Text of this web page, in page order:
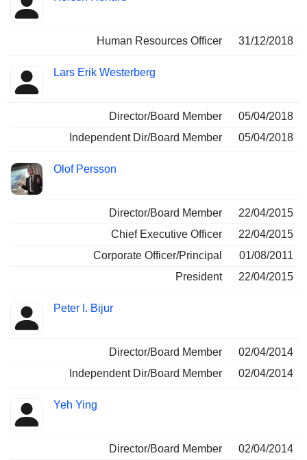
Human Resources Officer 31/12/2018
Lars Erik Westerberg
Director/Board Member
05/04/2018
Independent Dir/Board Member
05/04/2018
Olof Persson
Director/Board Member
22/04/2015
Chief Executive Officer
22/04/2015
Corporate Officer/Principal
01/08/2011
President
22/04/2015
Peter I. Bijur
Director/Board Member
02/04/2014
Independent Dir/Board Member
02/04/2014
Yeh Ying
Director/Board Member
02/04/2014